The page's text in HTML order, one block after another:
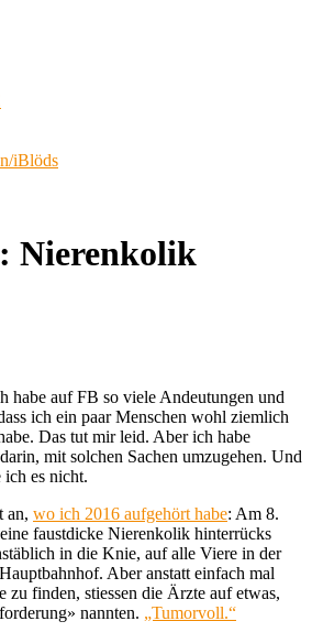
iBlöds
Nierenkolik
habe auf FB so viele Andeutungen und
ich ein paar Menschen wohl ziemlich
Das tut mir leid. Aber ich habe
mit solchen Sachen umzugehen. Und
es nicht.
an, wo ich 2016 aufgehört habe: Am 8.
faustdicke Nierenkolik hinterrücks
in die Knie, auf alle Viere in der
Aber anstatt einfach mal
zu finden, stiessen die Ärzte auf etwas,
nannten. „Tumorvoll.“